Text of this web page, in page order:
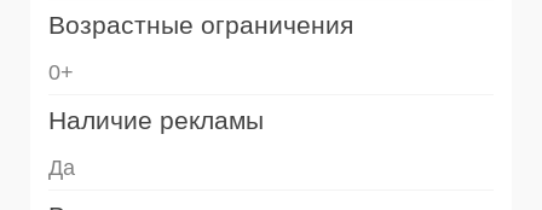
Возрастные ограничения
0+
Наличие рекламы
Да